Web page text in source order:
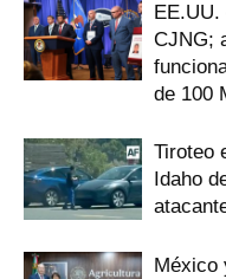
CJNG;
de 100
Tiroteo
Idaho
México